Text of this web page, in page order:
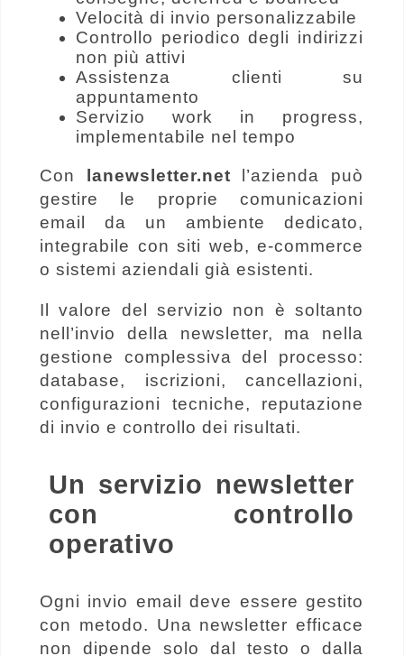
Velocità di invio personalizzabile
Controllo periodico degli indirizzi
non più attivi
Assistenza clienti su
appuntamento
Servizio work in progress,
implementabile nel tempo
Con lanewsletter.net l’azienda può
gestire le proprie comunicazioni
email da un ambiente dedicato,
integrabile con siti web, e-commerce
o sistemi aziendali già esistenti.
Il valore del servizio non è soltanto
nell’invio della newsletter, ma nella
gestione complessiva del processo:
database, iscrizioni, cancellazioni,
configurazioni tecniche, reputazione
di invio e controllo dei risultati.
Un servizio newsletter
con controllo
operativo
Ogni invio email deve essere gestito
con metodo. Una newsletter efficace
non dipende solo dal testo o dalla